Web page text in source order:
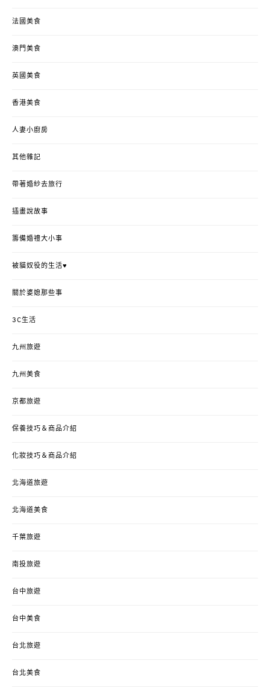
法國美食
澳門美食
英國美食
香港美食
人妻小廚房
其他雜記
帶著婚紗去旅行
插畫說故事
籌備婚禮大小事
被貓奴役的生活♥
關於婆媳那些事
3C生活
九州旅遊
九州美食
京都旅遊
保養技巧＆商品介紹
化妝技巧＆商品介紹
北海道旅遊
北海道美食
千葉旅遊
南投旅遊
台中旅遊
台中美食
台北旅遊
台北美食